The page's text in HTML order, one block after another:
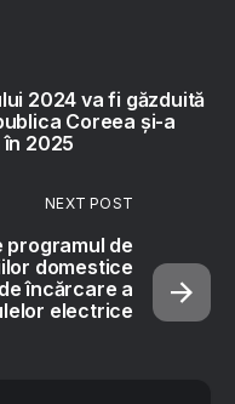
2024 va fi găzduită
Coreea și-a
2025
NEXT POST
programul de
domestice
încărcare a
electrice